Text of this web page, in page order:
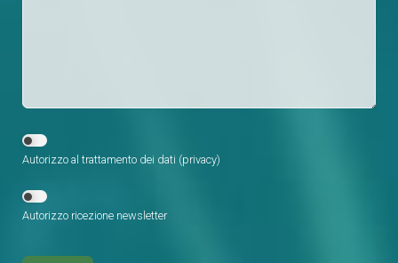
Autorizzo al trattamento dei dati (privacy)
Autorizzo ricezione newsletter